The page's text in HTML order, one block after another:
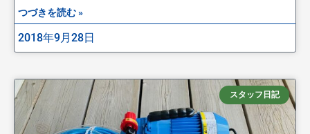
つづきを読む »
2018年9月28日
スタッフ日記